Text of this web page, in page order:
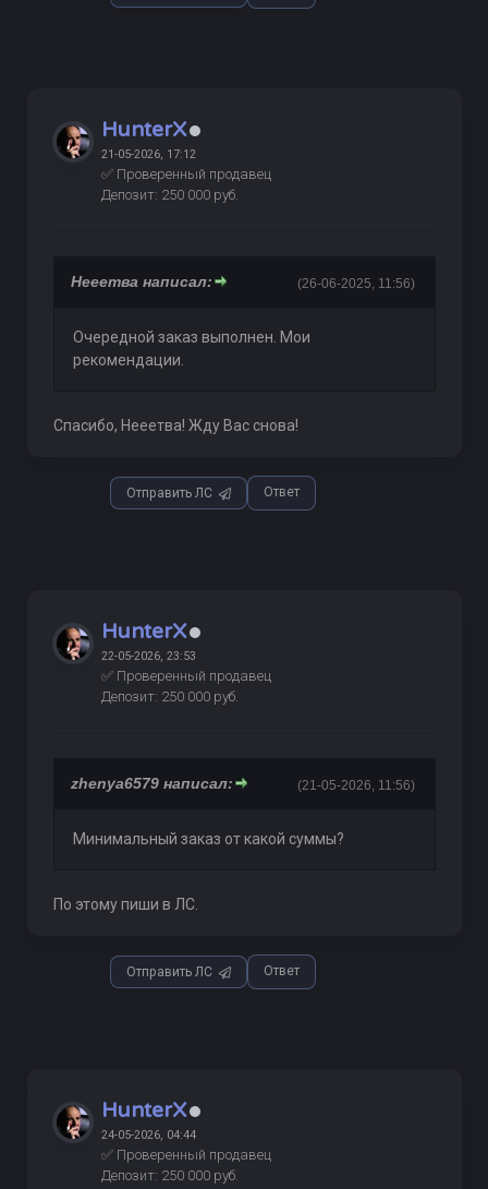
HunterX
21-05-2026, 17:12
✅ Проверенный продавец
Депозит: 250 000 руб.
(26-06-2025, 11:56)
Нееетва написал:
Очередной заказ выполнен. Мои
рекомендации.
Спасибо, Нееетва! Жду Вас снова!
Отправить ЛС Ответ
HunterX
22-05-2026, 23:53
✅ Проверенный продавец
Депозит: 250 000 руб.
(21-05-2026, 11:56)
zhenya6579 написал:
Минимальный заказ от какой суммы?
По этому пиши в ЛС.
Отправить ЛС Ответ
HunterX
24-05-2026, 04:44
✅ Проверенный продавец
Депозит: 250 000 руб.